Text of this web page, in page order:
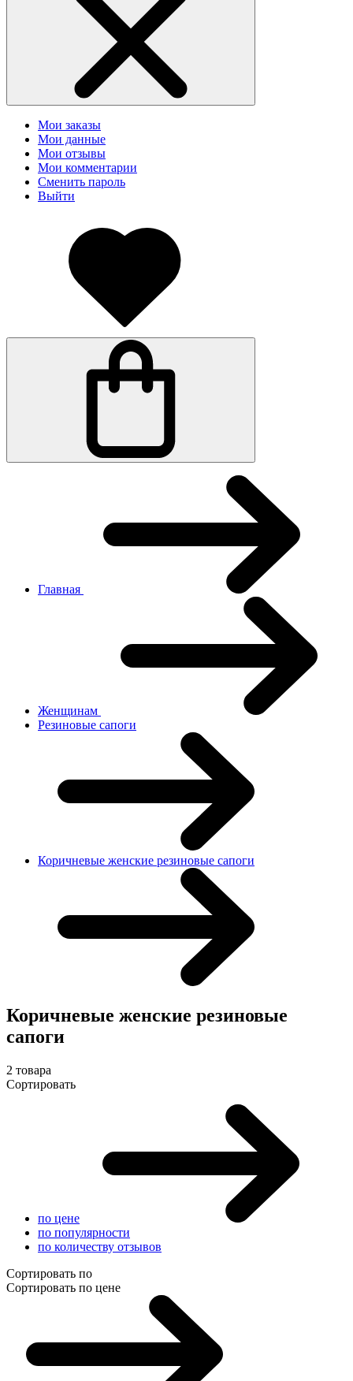
Мои заказы
Мои данные
Мои отзывы
Мои комментарии
Сменить пароль
Выйти
Главная
Женщинам
Резиновые сапоги
Коричневые женские резиновые сапоги
Коричневые женские резиновые
сапоги
2 товара
Сортировать
по цене
по популярности
по количеству отзывов
Сортировать по
Сортировать по цене